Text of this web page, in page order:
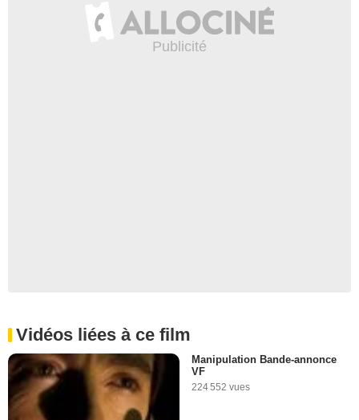
Vidéos liées à ce film
Manipulation Bande-annonce
VF
224 552 vues